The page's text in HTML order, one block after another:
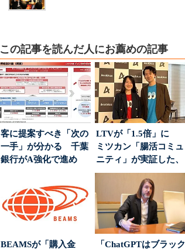
この記事を読んだ人にお薦めの記事
客に提案すべき「次の
一手」が分かる 千葉
銀行がA強化で進め
LTVが「1.5倍」に
ミツカン「腸活コミュ
ニティ」が実証した、
値上げ時代に選ば...
BEAMSが「購入金
「ChatGPTはブラック